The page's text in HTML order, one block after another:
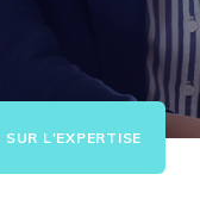
L'EXPERTISE